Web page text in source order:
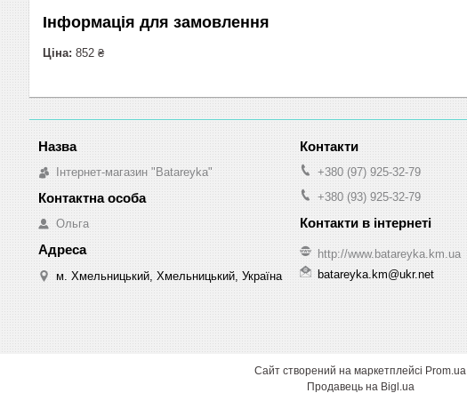
Інформація для замовлення
Ціна: 852 ₴
Інтернет-магазин "Batareyka"
Ольга
м. Хмельницький, Хмельницький, Україна
+380 (97) 925-32-79
+380 (93) 925-32-79
http://www.batareyka.km.ua
batareyka.km@ukr.net
Сайт створений на маркетплейсі Prom.ua
Продавець на Bigl.ua